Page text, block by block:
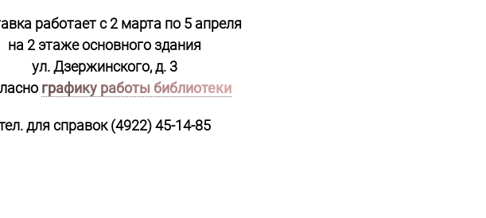
работает с 2 марта по 5 апреля
на 2 этаже основного здания
ул. Дзержинского, д. 3
графику работы библиотеки
для справок (4922) 45-14-85